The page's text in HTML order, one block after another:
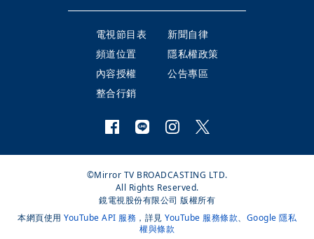
電視節目表
新聞自律
頻道位置
隱私權政策
內容授權
公告專區
整合行銷
©Mirror TV BROADCASTING LTD.
All Rights Reserved.
鏡電視股份有限公司 版權所有
本網頁使用 YouTube API 服務 ，詳見 YouTube 服務條款、 Google 隱私
權與條款